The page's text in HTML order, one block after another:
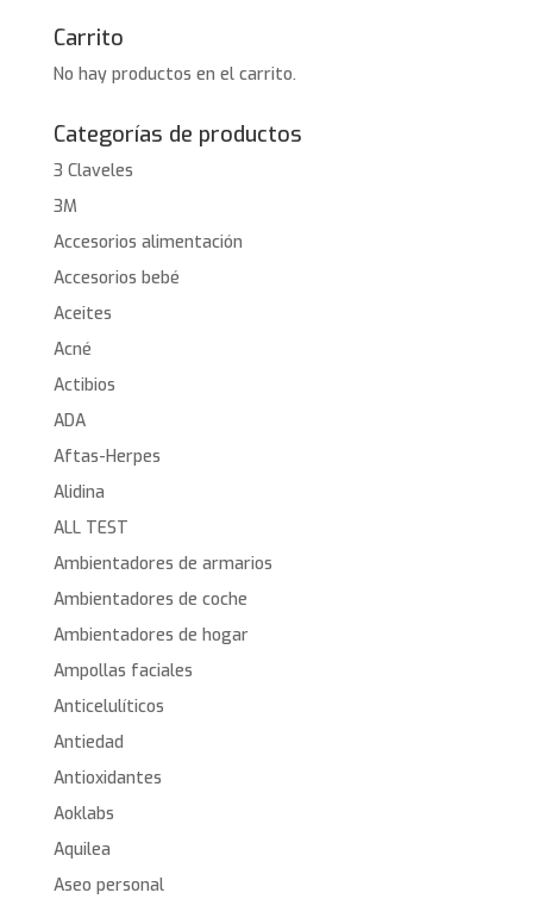
Carrito
No hay productos en el carrito.
Categorías de productos
3 Claveles
3M
Accesorios alimentación
Accesorios bebé
Aceites
Acné
Actibios
ADA
Aftas-Herpes
Alidina
ALL TEST
Ambientadores de armarios
Ambientadores de coche
Ambientadores de hogar
Ampollas faciales
Anticelulíticos
Antiedad
Antioxidantes
Aoklabs
Aquilea
Aseo personal